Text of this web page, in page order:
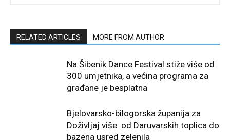
RELATED ARTICLES MORE FROM AUTHOR
Na Šibenik Dance Festival stiže više od
300 umjetnika, a većina programa za
građane je besplatna
Bjelovarsko-bilogorska županija za
Doživljaj više: od Daruvarskih toplica do
bazena usred zelenila